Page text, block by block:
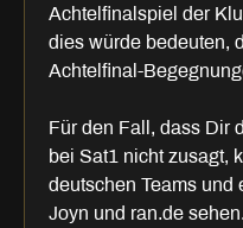
Achtelfinalspiel der
dies würde bedeuten,
Achtelfinal-
Für den Fall, dass Dir
bei Sat1 nicht zusagt,
deutschen Teams und
Joyn und ran.de